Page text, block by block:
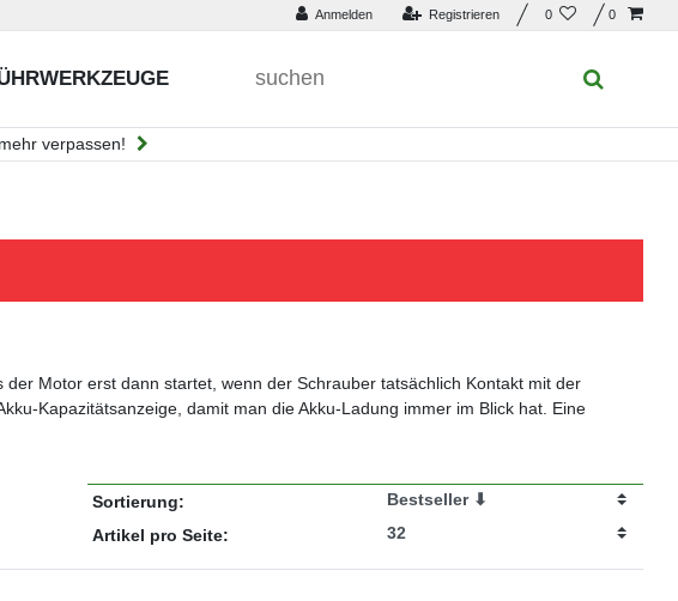
Anmelden Registrieren 0 0
verpassen!
Motor erst dann startet, wenn der Schrauber tatsächlich Kontakt mit der
Kapazitätsanzeige, damit man die Akku-Ladung immer im Blick hat. Eine
Sortierung:
Artikel pro Seite: